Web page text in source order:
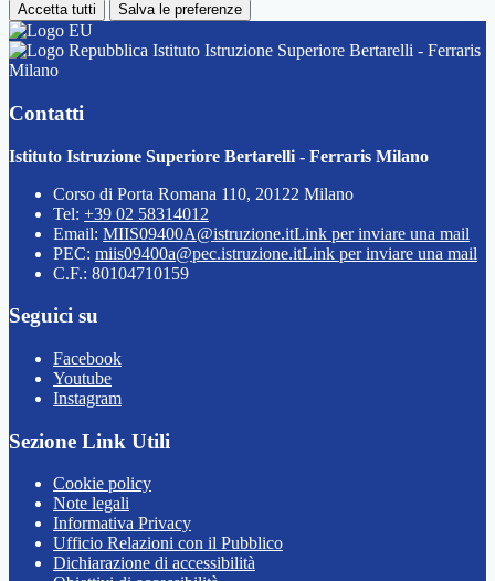
Accetta tutti Salva le preferenze
Istituto Istruzione Superiore Bertarelli - Ferraris
Milano
Contatti
Istituto Istruzione Superiore Bertarelli - Ferraris Milano
Corso di Porta Romana 110, 20122 Milano
Tel: +39 02 58314012
Email: MIIS09400A@istruzione.itLink per inviare una mail
PEC: miis09400a@pec.istruzione.itLink per inviare una mail
C.F.: 80104710159
Seguici su
Facebook
Youtube
Instagram
Sezione Link Utili
Cookie policy
Note legali
Informativa Privacy
Ufficio Relazioni con il Pubblico
Dichiarazione di accessibilità